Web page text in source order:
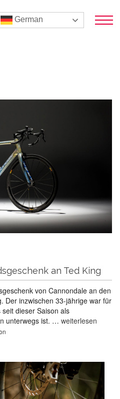
German
an Ted King
von Cannondale an den
Der inzwischen 33-jährige war für
dieser Saison als
unterwegs ist. … weiterlesen